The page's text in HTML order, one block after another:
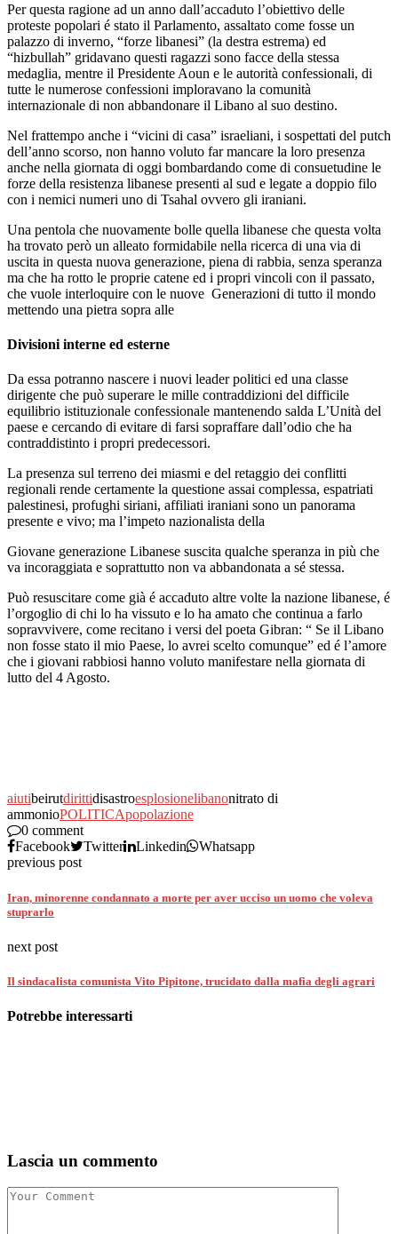
Per questa ragione ad un anno dall’accaduto l’obiettivo delle
proteste popolari é stato il Parlamento, assaltato come fosse un
palazzo di inverno, “forze libanesi” (la destra estrema) ed
“hizbullah” gridavano questi ragazzi sono facce della stessa
medaglia, mentre il Presidente Aoun e le autorità confessionali, di
tutte le numerose confessioni imploravano la comunità
internazionale di non abbandonare il Libano al suo destino.
Nel frattempo anche i “vicini di casa” israeliani, i sospettati del putch
dell’anno scorso, non hanno voluto far mancare la loro presenza
anche nella giornata di oggi bombardando come di consuetudine le
forze della resistenza libanese presenti al sud e legate a doppio filo
con i nemici numeri uno di Tsahal ovvero gli iraniani.
Una pentola che nuovamente bolle quella libanese che questa volta
ha trovato però un alleato formidabile nella ricerca di una via di
uscita in questa nuova generazione, piena di rabbia, senza speranza
ma che ha rotto le proprie catene ed i propri vincoli con il passato,
che vuole interloquire con le nuove Generazioni di tutto il mondo
mettendo una pietra sopra alle
Divisioni interne ed esterne
Da essa potranno nascere i nuovi leader politici ed una classe
dirigente che può superare le mille contraddizioni del difficile
equilibrio istituzionale confessionale mantenendo salda L’Unità del
paese e cercando di evitare di farsi sopraffare dall’odio che ha
contraddistinto i propri predecessori.
La presenza sul terreno dei miasmi e del retaggio dei conflitti
regionali rende certamente la questione assai complessa, espatriati
palestinesi, profughi siriani, affiliati iraniani sono un panorama
presente e vivo; ma l’impeto nazionalista della
Giovane generazione Libanese suscita qualche speranza in più che
va incoraggiata e soprattutto non va abbandonata a sé stessa.
Può resuscitare come già é accaduto altre volte la nazione libanese, é
l’orgoglio di chi lo ha vissuto e lo ha amato che continua a farlo
sopravvivere, come recitano i versi del poeta Gibran: “ Se il Libano
non fosse stato il mio Paese, lo avrei scelto comunque” ed é l’amore
che i giovani rabbiosi hanno voluto manifestare nella giornata di
lutto del 4 Agosto.
aiutibeirutdirittidisastroesplosionelibanonitrato di
ammonioPOLITICApopolazione
0 comment
Facebook
Twitter Linkedin
Whatsapp
previous post
Iran, minorenne condannato a morte per aver ucciso un uomo che voleva
stuprarlo
next post
Il sindacalista comunista Vito Pipitone, trucidato dalla mafia degli agrari
Potrebbe interessarti
Lascia un commento